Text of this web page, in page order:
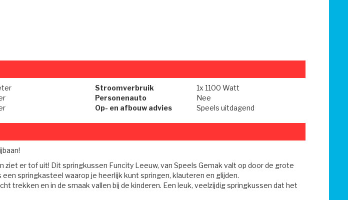
Stroomverbruik
1x 1100 Watt
Personenauto
Nee
Op- en afbouw advies
Speels uitdagend
ziet er tof uit! Dit springkussen Funcity Leeuw, van Speels Gemak valt op door de grote
springkasteel waarop je heerlijk kunt springen, klauteren en glijden.
trekken en in de smaak vallen bij de kinderen. Een leuk, veelzijdig springkussen dat het